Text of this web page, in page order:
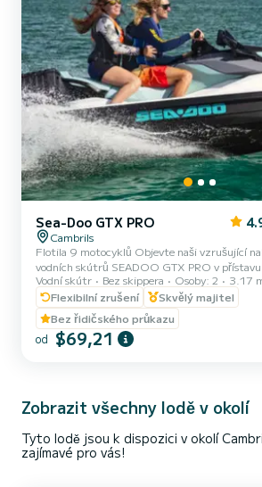
Sea-Doo GTX PRO
Cambrils
Flotila 9 motocyklů Objevte naši vzrušující nabídku pronájmu
vodních skútrů SEADOO GTX PRO v přístavu
páry nebo přátele, naše vodní skútry mají
osob a jsou dozorovány zkušeným
metru nabízíme flexibilní pronájmy na 20, 30,
abychom vyhověli vašim potřebám a preferencím. Zažijte
při surfování vlnami a užijte si krásný pobřežní
Vodní skútr Bez skippera Osoby: 2
3.17
Flexibilní zrušení
Skvělý majitel
Bez řidičského průkazu
od $69,21
Zobrazit všechny lodě v okolí
Tyto lodě jsou k dispozici v okolí
zajímavé pro vás!